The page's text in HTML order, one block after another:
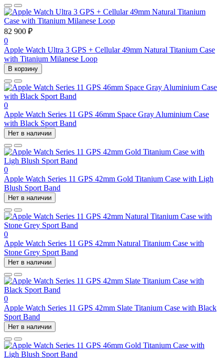
82 900 ₽
0
Apple Watch Ultra 3 GPS + Cellular 49mm Natural Titanium Case
with Titanium Milanese Loop
В корзину
0
Apple Watch Series 11 GPS 46mm Space Gray Aluminium Case
with Black Sport Band
Нет в наличии
0
Apple Watch Series 11 GPS 42mm Gold Titanium Case with Ligh
Blush Sport Band
Нет в наличии
0
Apple Watch Series 11 GPS 42mm Natural Titanium Case with
Stone Grey Sport Band
Нет в наличии
0
Apple Watch Series 11 GPS 42mm Slate Titanium Case with Black
Sport Band
Нет в наличии